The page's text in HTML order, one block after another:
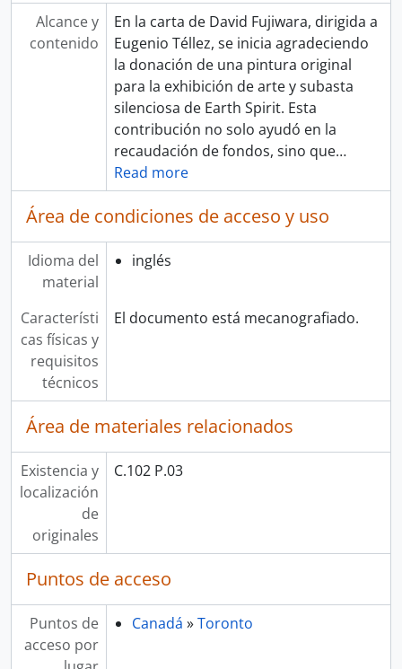
Alcance y
contenido
En la carta de David Fujiwara, dirigida a
Eugenio Téllez, se inicia agradeciendo
la donación de una pintura original
para la exhibición de arte y subasta
silenciosa de Earth Spirit. Esta
contribución no solo ayudó en la
recaudación de fondos, sino que…
Read more
Área de condiciones de acceso y uso
Idioma del
material
inglés
Característi
cas físicas y
requisitos
técnicos
El documento está mecanografiado.
Área de materiales relacionados
Existencia y
localización
de
originales
C.102 P.03
Puntos de acceso
Puntos de
acceso por
Canadá »Toronto